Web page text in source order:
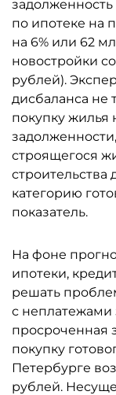
по ипотеке на
на 6% или 62
новостройки
рублей).
дисбаланса не
покупку жилья
строящегося
категорию
показатель.
На фоне
ипотеки,
решать
с неплатежами
просроченная
покупку
Петербурге
рублей.